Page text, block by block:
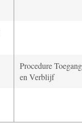
Procedure Toegang
en Verblijf